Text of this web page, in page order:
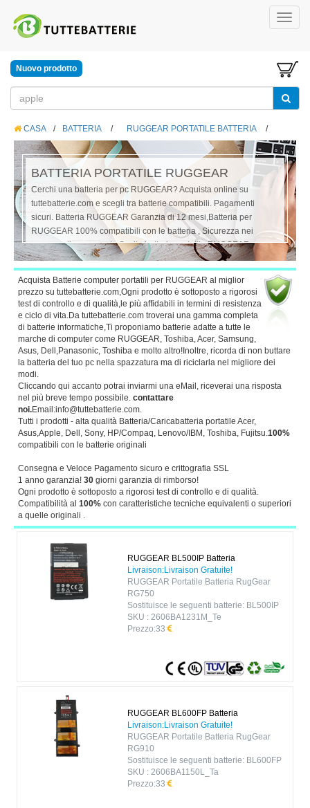
Nuovo prodotto
CASA / BATTERIA / RUGGEAR PORTATILE BATTERIA /
BATTERIA PORTATILE RUGGEAR
Cerchi una batteria per pc RUGGEAR? Acquista online su
tuttebatterie.com e scegli tra batterie compatibili. Pagamenti
sicuri. Batteria RUGGEAR Garanzia di 12 mesi,Batteria per
RUGGEAR 100% compatibili con le batteria , Sicurezza nei
pagamenti e una vasta Scelta batteria portatile RUGGEAR,
tuttebatterie.com Il nostro obiettivo è quello di offrirti il nostro
miglior Servizio
Acquista Batterie computer portatili per RUGGEAR al miglior
prezzo su tuttebatterie.com,Ogni prodotto è sottoposto a rigorosi
test di controllo e di qualità,le più affidabili in termini di resistenza
e ciclo di vita.Da tuttebatterie.com troverai una gamma completa
di batterie informatiche,Ti proponiamo batterie adatte a tutte le
marche di computer come RUGGEAR, Toshiba, Acer, Samsung,
Asus, Dell,Panasonic, Toshiba e molto altro!Inoltre, ricorda di non buttare
la batteria del tuo pc nella spazzatura ma di riciclarla nel migliore dei
modi.
Cliccando qui accanto potrai inviarmi una eMail, riceverai una risposta
nel più breve tempo possibile. contattare
noi.Email:info@tuttebatterie.com.
Tutti i prodotti - alta qualità Batteria/Caricabatteria portatile Acer,
Asus,Apple, Dell, Sony, HP/Compaq, Lenovo/IBM, Toshiba, Fujitsu.100%
compatibili con le batterie originali
Consegna e Veloce Pagamento sicuro e crittografia SSL
1 anno garanzia! 30 giorni garanzia di rimborso!
Ogni prodotto è sottoposto a rigorosi test di controllo e di qualità.
Compatibilità al 100% con caratteristiche tecniche equivalenti o superiori
a quelle originali .
RUGGEAR BL500IP Batteria
Livraison:Livraison Gratuite!
RUGGEAR Portatile Batteria RugGear
RG750
Sostituisce le seguenti batterie: BL500IP
SKU : 2606BA1231M_Te
Prezzo:33
RUGGEAR BL600FP Batteria
Livraison:Livraison Gratuite!
RUGGEAR Portatile Batteria RugGear
RG910
Sostituisce le seguenti batterie: BL600FP
SKU : 2606BA1150L_Ta
Prezzo:33